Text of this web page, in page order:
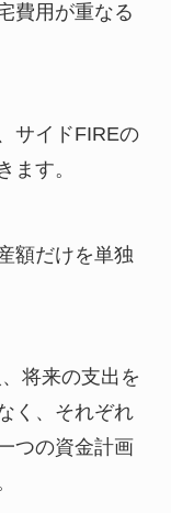
費用が重なる
サイドFIREの
ます。
額だけを単独
将来の支出を
く、それぞれ
つの資金計画